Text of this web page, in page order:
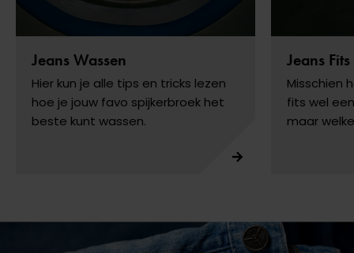
Jeans Wassen
Hier kun je alle tips en tricks lezen
hoe je jouw favo spijkerbroek het
beste kunt wassen.
Jeans Fits
Misschien
fits wel
maar